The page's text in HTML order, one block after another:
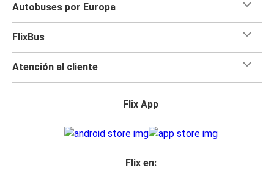
Autobuses por Europa
FlixBus
Atención al cliente
Flix App
Flix en: